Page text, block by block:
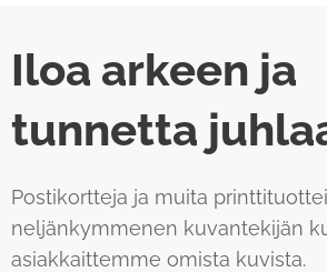
Iloa arkeen ja
tunnetta
Postikortteja ja muita
neljänkymmenen kuvantekijän
asiakkaittemme omista kuvista.